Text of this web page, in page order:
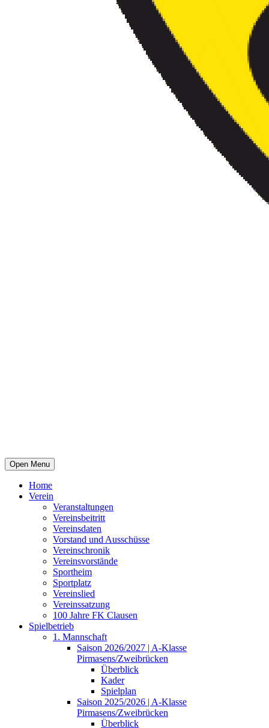
Open Menu
Home
Verein
Veranstaltungen
Vereinsbeitritt
Vereinsdaten
Vorstand und Ausschüsse
Vereinschronik
Vereinsvorstände
Sportheim
Sportplatz
Vereinslied
Vereinssatzung
100 Jahre FK Clausen
Spielbetrieb
1. Mannschaft
Saison 2026/2027 | A-Klasse
Pirmasens/Zweibrücken
Überblick
Kader
Spielplan
Saison 2025/2026 | A-Klasse
Pirmasens/Zweibrücken
Überblick